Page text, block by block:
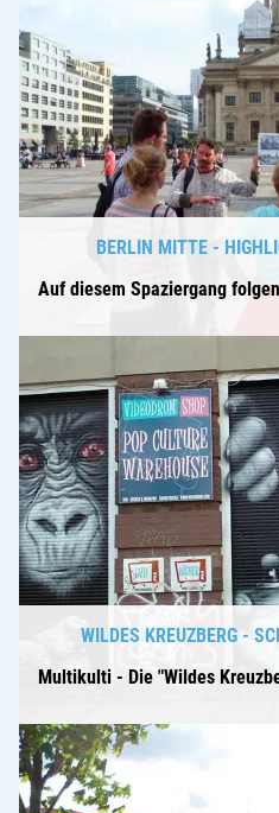
BERLIN MITTE -
WILDES KREUZBERG -